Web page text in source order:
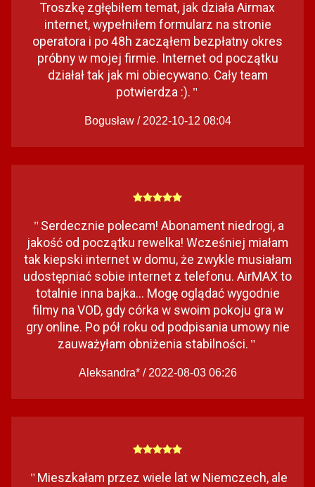
Troszkę zgłębiłem temat, jak działa Airmax
internet, wypełniłem formularz na stronie
operatora i po 48h zacząłem bezpłatny okres
próbny w mojej firmie. Internet od początku
działał tak jak mi obiecywano. Cały team
potwierdza :). "
Bogusław / 2022-10-12 08:04
" Serdecznie polecam! Abonament niedrogi, a
jakość od początku rewelka! Wcześniej miałam
tak kiepski internet w domu, że zwykle musiałam
udostępniać sobie internet z telefonu. AirMAX to
totalnie inna bajka... Mogę oglądać wygodnie
filmy na VOD, gdy córka w swoim pokoju gra w
gry online. Po pół roku od podpisania umowy nie
zauważyłam obniżenia stabilności. "
Aleksandra* / 2022-08-03 06:26
" Mieszkałam przez wiele lat w Niemczech, ale